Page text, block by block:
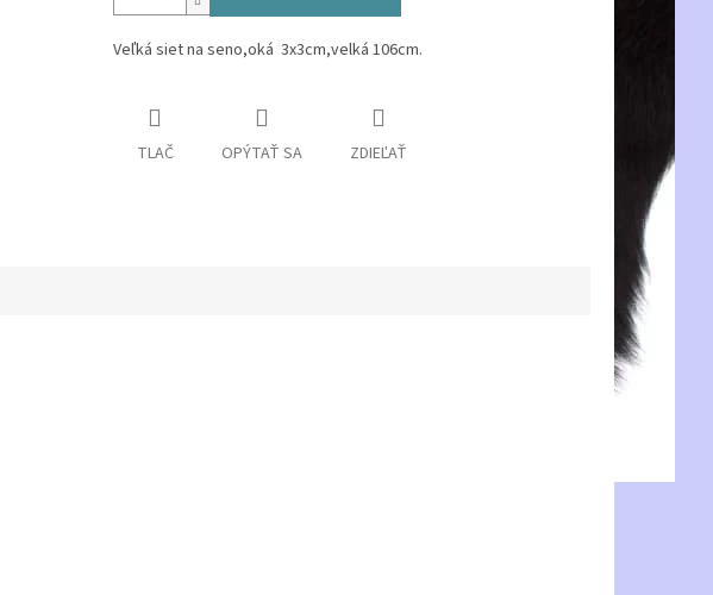
Veľká siet na seno,oká 3x3cm,velká 106cm.
TLAČ OPÝTAŤ SA ZDIEĽAŤ